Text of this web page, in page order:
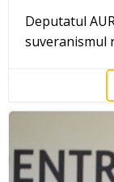
Deputatul
suveranismul